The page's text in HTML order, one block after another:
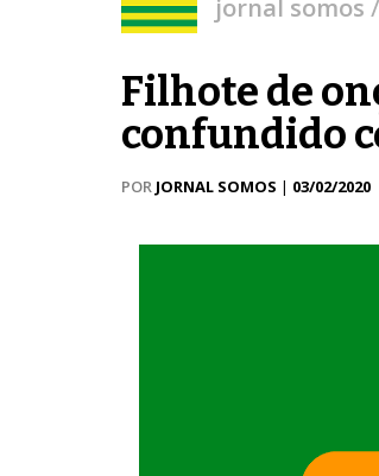
jornal somos
Filhote de
confundido
POR JORNAL SOMOS | 03/02/2020